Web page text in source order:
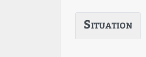
Situation